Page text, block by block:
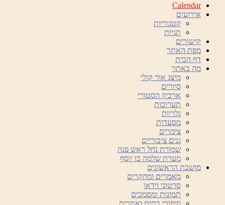
Calendar
אירועים
קטגוריות
תגיות
קישורים
מפת האתר
דף הבית
מה באתר
מיצג אור קולי
סיורים
ארכיון הסטורי
תערוכות
גלריות
מסעדות
צימרים
גנים ציבוריים
שמורת נחל ראש פנה
מערת שלמה בן יוסף
מושבת הראשונים
מאמרים ומחקרים
סרטוני וידאו
תמונות ומסמכים
סיפורי בתים ואתרים